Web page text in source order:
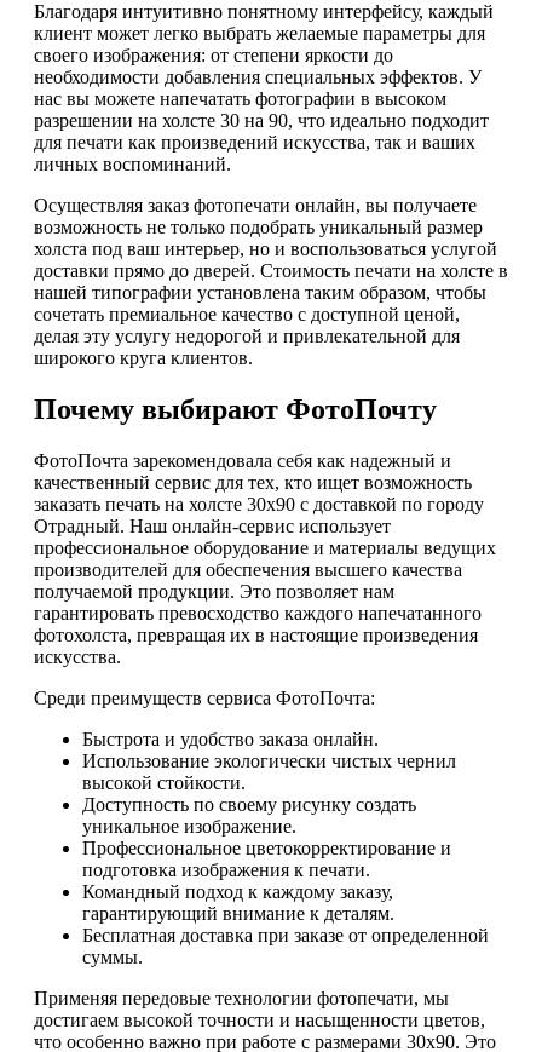
Благодаря интуитивно понятному интерфейсу, каждый
клиент может легко выбрать желаемые параметры для
своего изображения: от степени яркости до
необходимости добавления специальных эффектов. У
нас вы можете напечатать фотографии в высоком
разрешении на холсте 30 на 90, что идеально подходит
для печати как произведений искусства, так и ваших
личных воспоминаний.
Осуществляя заказ фотопечати онлайн, вы получаете
возможность не только подобрать уникальный размер
холста под ваш интерьер, но и воспользоваться услугой
доставки прямо до дверей. Стоимость печати на холсте в
нашей типографии установлена таким образом, чтобы
сочетать премиальное качество с доступной ценой,
делая эту услугу недорогой и привлекательной для
широкого круга клиентов.
Почему выбирают ФотоПочту
ФотоПочта зарекомендовала себя как надежный и
качественный сервис для тех, кто ищет возможность
заказать печать на холсте 30х90 с доставкой по городу
Отрадный. Наш онлайн-сервис использует
профессиональное оборудование и материалы ведущих
производителей для обеспечения высшего качества
получаемой продукции. Это позволяет нам
гарантировать превосходство каждого напечатанного
фотохолста, превращая их в настоящие произведения
искусства.
Среди преимуществ сервиса ФотоПочта:
Быстрота и удобство заказа онлайн.
Использование экологически чистых чернил
высокой стойкости.
Доступность по своему рисунку создать
уникальное изображение.
Профессиональное цветокорректирование и
подготовка изображения к печати.
Командный подход к каждому заказу,
гарантирующий внимание к деталям.
Бесплатная доставка при заказе от определенной
суммы.
Применяя передовые технологии фотопечати, мы
достигаем высокой точности и насыщенности цветов,
что особенно важно при работе с размерами 30х90. Это